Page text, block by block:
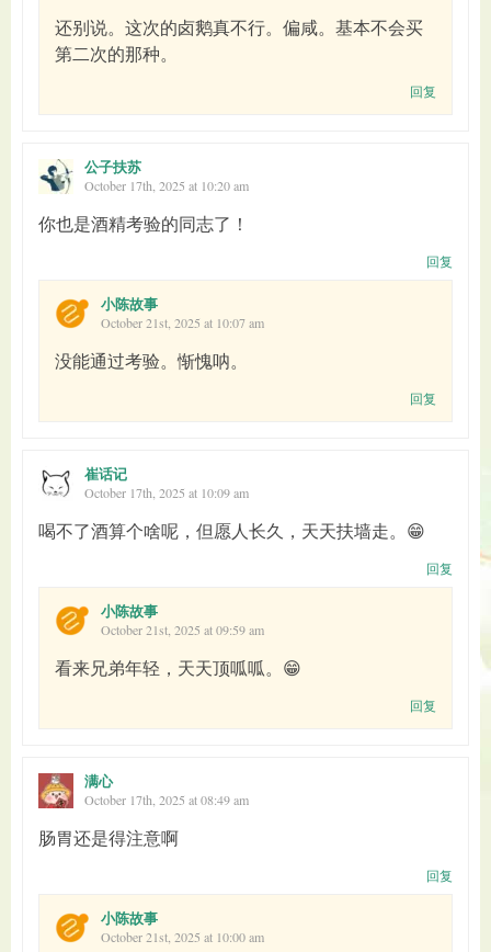
还别说。这次的卤鹅真不行。偏咸。基本不会买
第二次的那种。
回复
公子扶苏
October 17th, 2025 at 10:20 am
你也是酒精考验的同志了！
回复
小陈故事
October 21st, 2025 at 10:07 am
没能通过考验。惭愧呐。
回复
崔话记
October 17th, 2025 at 10:09 am
喝不了酒算个啥呢，但愿人长久，天天扶墙走。😁
回复
小陈故事
October 21st, 2025 at 09:59 am
看来兄弟年轻，天天顶呱呱。😁
回复
满心
October 17th, 2025 at 08:49 am
肠胃还是得注意啊
回复
小陈故事
October 21st, 2025 at 10:00 am